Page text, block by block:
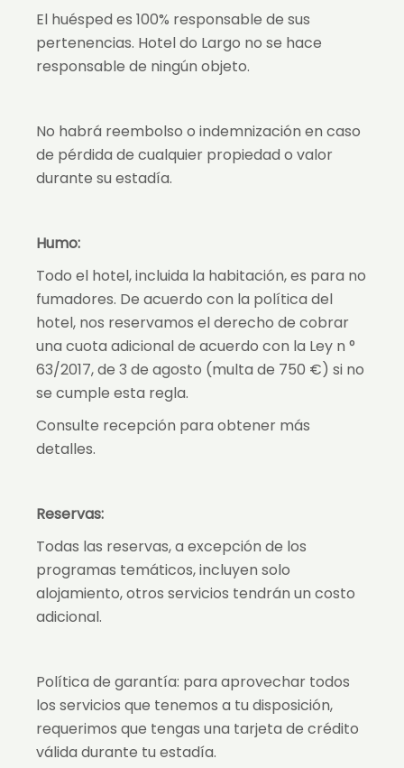
El huésped es 100% responsable de sus
pertenencias. Hotel do Largo no se hace
responsable de ningún objeto.
No habrá reembolso o indemnización en caso
de pérdida de cualquier propiedad o valor
durante su estadía.
Humo:
Todo el hotel, incluida la habitación, es para no
fumadores. De acuerdo con la política del
hotel, nos reservamos el derecho de cobrar
una cuota adicional de acuerdo con la Ley n °
63/2017, de 3 de agosto (multa de 750 €) si no
se cumple esta regla.
Consulte recepción para obtener más
detalles.
Reservas:
Todas las reservas, a excepción de los
programas temáticos, incluyen solo
alojamiento, otros servicios tendrán un costo
adicional.
Política de garantía: para aprovechar todos
los servicios que tenemos a tu disposición,
requerimos que tengas una tarjeta de crédito
válida durante tu estadía.